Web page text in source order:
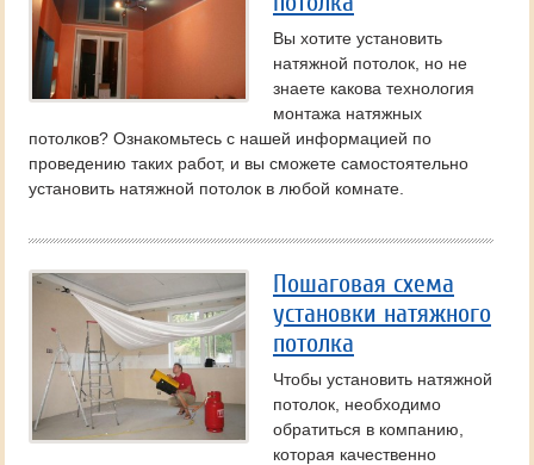
Вы хотите установить
натяжной потолок, но не
знаете какова технология
монтажа натяжных
потолков? Ознакомьтесь с нашей информацией по
проведению таких работ, и вы сможете самостоятельно
установить натяжной потолок в любой комнате.
Пошаговая схема
установки натяжного
потолка
Чтобы установить натяжной
потолок, необходимо
обратиться в компанию,
которая качественно